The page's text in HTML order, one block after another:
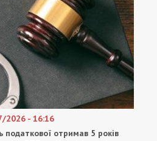
2026 - 16:16
податкової отримав 5 років